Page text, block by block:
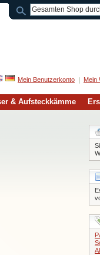
Mein Benutzerkonto Mein
& Aufsteckkämme